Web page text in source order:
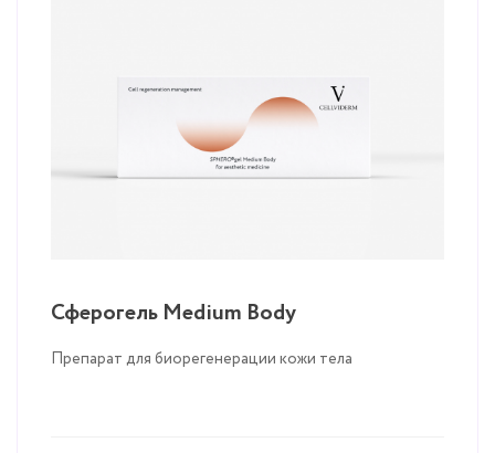
Сферогель Medium Body
Препарат для биорегенерации кожи тела